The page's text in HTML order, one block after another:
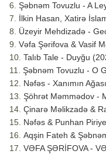
Şəbnəm Tovuzlu - A
İlkin Hasan, Xatirə
Üzeyir Mehdizadə -
Vəfa Şərifova & Vasif
Talıb Tale - Duyğu
Şəbnəm Tovuzlu - O
Nəfəs - Xanımın Ağası
Şöhrət Məmmədov -
Çinarə Məlikzadə &
Nəfəs & Punhan
Aqşin Fateh &
VƏFA ŞƏRİFOVA -